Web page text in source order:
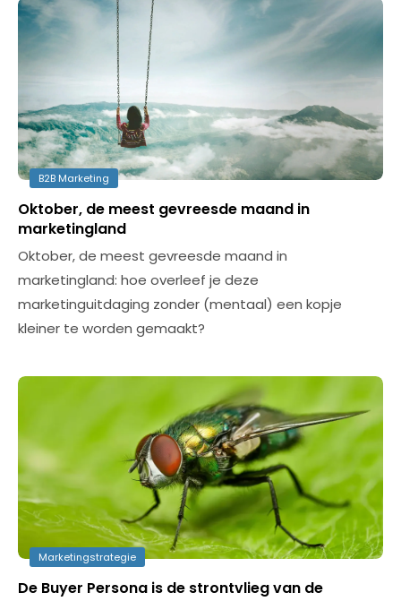
B2B Marketing
Oktober, de meest gevreesde maand in
marketingland
Oktober, de meest gevreesde maand in
marketingland: hoe overleef je deze
marketinguitdaging zonder (mentaal) een kopje
kleiner te worden gemaakt?
Marketingstrategie
De Buyer Persona is de strontvlieg van de